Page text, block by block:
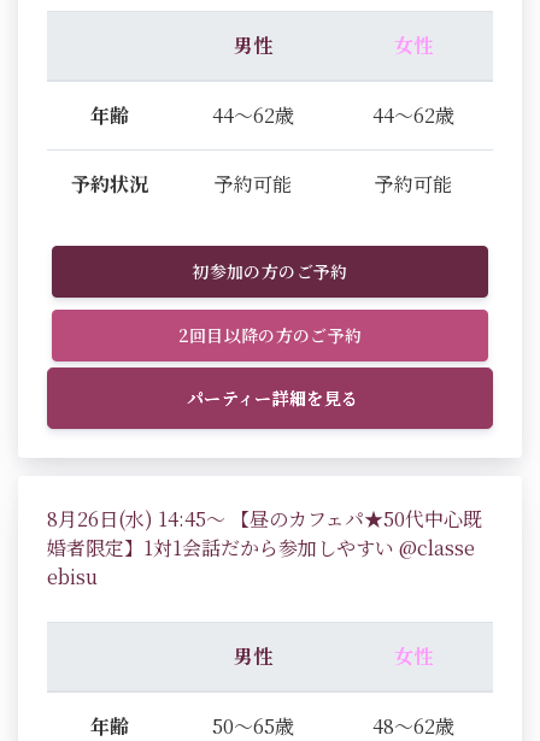
男性 女性
年齢 44～62歳 44～62歳
予約状況 予約可能 予約可能
初参加の方のご予約
2回目以降の方のご予約
パーティー詳細を見る
8月26日(水) 14:45～ 【昼のカフェパ★50代中心既
婚者限定】1対1会話だから参加しやすい @classe
ebisu
男性 女性
年齢 50～65歳 48～62歳